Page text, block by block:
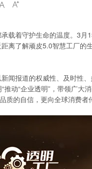
 
载着守护生命的温度。3月
离了解顽皮5.0智慧工厂
闻报道的权威性、及时性
推动“企业透明”，带领广
质的自信，更向全球消费者